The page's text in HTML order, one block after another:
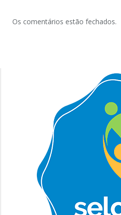
Os comentários estão fechados.